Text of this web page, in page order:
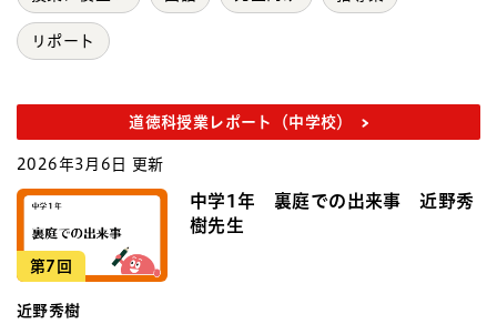
リポート
道徳科授業レポート（中学校）
2026年3月6日 更新
第7回
中学1年 裏庭での出来事 近野秀
樹先生
近野秀樹